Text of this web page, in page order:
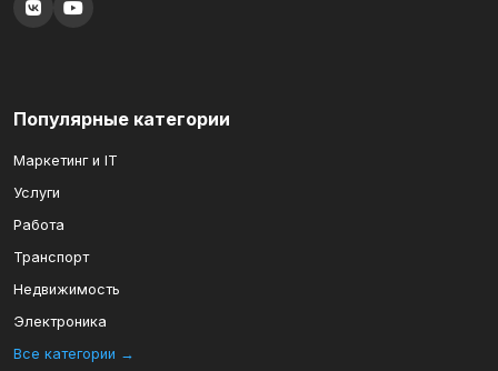
Популярные категории
Маркетинг и IT
Услуги
Работа
Транспорт
Недвижимость
Электроника
Все категории →